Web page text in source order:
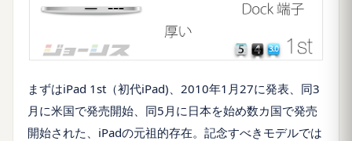
まずはiPad 1st （初代iPad) 2010年1 月 27に発表、同3
月に米国で発売開始、同5 月に日本を始め数カ国で発売
開始された、 iPadの元祖的存在。記念すべきモデルでは